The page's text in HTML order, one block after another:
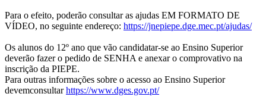
Para o efeito, poderão consultar as ajudas EM FORMATO DE
VÍDEO, no seguinte endereço: https://jnepiepe.dge.mec.pt/ajudas/
Os alunos do 12º ano que vão candidatar-se ao Ensino Superior
deverão fazer o pedido de SENHA e anexar o comprovativo na
inscrição da PIEPE.
Para outras informações sobre o acesso ao Ensino Superior
devemconsultarhttps://www.dges.gov.pt/